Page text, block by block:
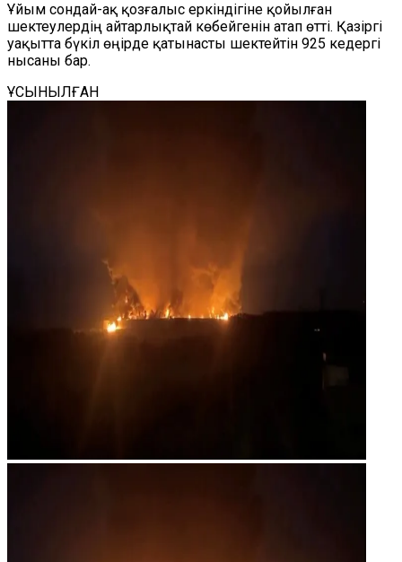
Ұйым сондай-ақ қозғалыс еркіндігіне қойылған
шектеулердің айтарлықтай көбейгенін атап өтті. Қазіргі
уақытта бүкіл өңірде қатынасты шектейтін 925 кедергі
нысаны бар.
ҰСЫНЫЛҒАН